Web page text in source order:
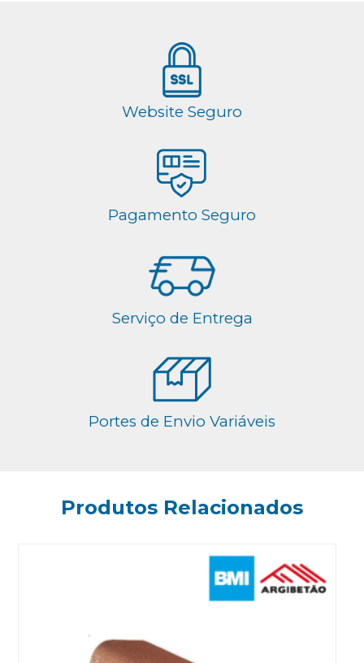
Website Seguro
Pagamento Seguro
Serviço de Entrega
Portes de Envio Variáveis
Produtos Relacionados